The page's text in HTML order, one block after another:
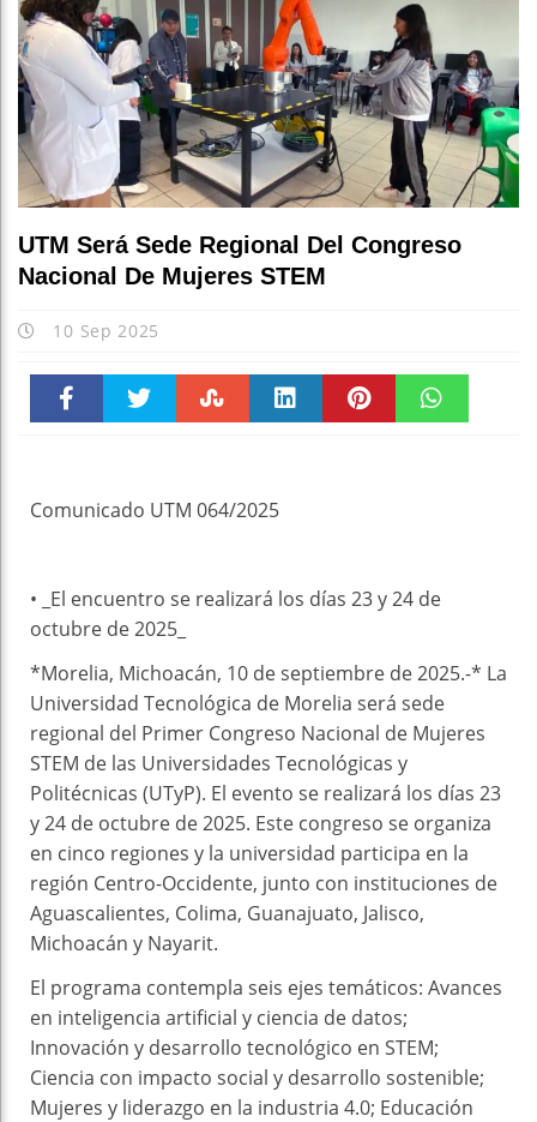
UTM Será Sede Regional Del Congreso
Nacional De Mujeres STEM
10 Sep 2025
Comunicado UTM 064/2025
• _El encuentro se realizará los días 23 y 24 de
octubre de 2025_
*Morelia, Michoacán, 10 de septiembre de 2025.-* La
Universidad Tecnológica de Morelia será sede
regional del Primer Congreso Nacional de Mujeres
STEM de las Universidades Tecnológicas y
Politécnicas (UTyP). El evento se realizará los días 23
y 24 de octubre de 2025. Este congreso se organiza
en cinco regiones y la universidad participa en la
región Centro-Occidente, junto con instituciones de
Aguascalientes, Colima, Guanajuato, Jalisco,
Michoacán y Nayarit.
El programa contempla seis ejes temáticos: Avances
en inteligencia artificial y ciencia de datos;
Innovación y desarrollo tecnológico en STEM;
Ciencia con impacto social y desarrollo sostenible;
Mujeres y liderazgo en la industria 4.0; Educación